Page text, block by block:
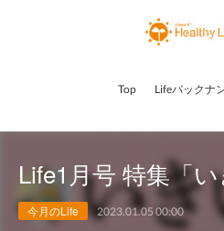
Top
Life1月号 特集「
今月のLife 2023.01.05 00:00